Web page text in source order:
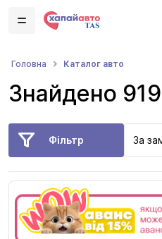
Головна Каталог авто
Знайдено
Фільтр За